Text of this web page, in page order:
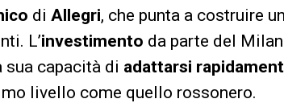
di Allegri, che punta a costruire
L’investimento da parte del
sua capacità di adattarsi
livello come quello rossonero.